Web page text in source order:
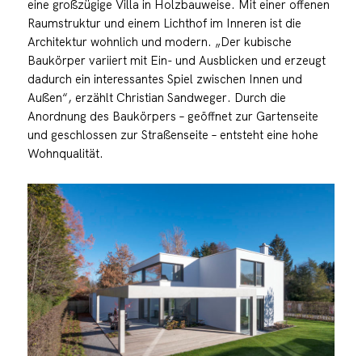
eine großzügige Villa in Holzbauweise. Mit einer offenen
Raumstruktur und einem Lichthof im Inneren ist die
Architektur wohnlich und modern. „Der kubische
Baukörper variiert mit Ein- und Ausblicken und erzeugt
dadurch ein interessantes Spiel zwischen Innen und
Außen“, erzählt Christian Sandweger. Durch die
Anordnung des Baukörpers – geöffnet zur Gartenseite
und geschlossen zur Straßenseite – entsteht eine hohe
Wohnqualität.